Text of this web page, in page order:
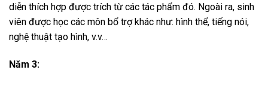
diễn thích hợp được trích từ các tác phẩm đó. Ngoài ra, sinh
viên được học các môn bổ trợ khác như: hình thể, tiếng nói,
nghệ thuật tạo hình, v.v…
Năm 3: